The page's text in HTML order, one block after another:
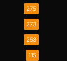
275
273
258
115